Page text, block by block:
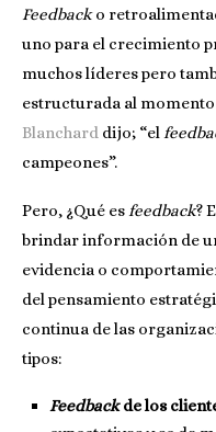
Feedbacko
uno para el crecimiento
muchos líderes pero
estructurada al
Blanchard dijo; “el
campeones”.
Pero, ¿Qué es feedback?
brindar información de
evidencia o
del pensamiento
continua de las
tipos:
Feedbackde los